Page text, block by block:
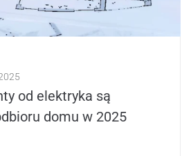
od elektryka są
domu w 2025